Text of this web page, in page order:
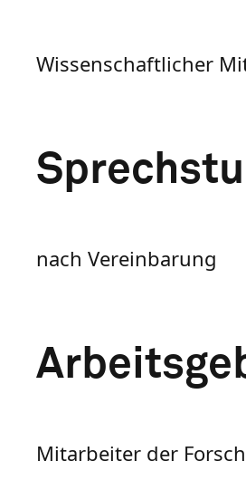
Wissenschaftlicher
nach Vereinbarung
Mitarbeiter der